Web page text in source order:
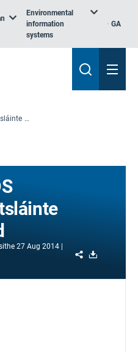
Environmental
information
systems
GA
Comhdháil EDS maidir leis an tsláinte agus an aeráid
27 Aug 2014
Share